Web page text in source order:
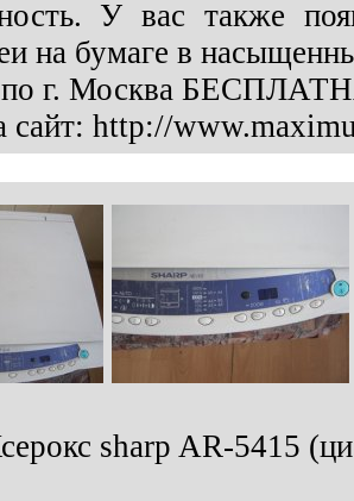
У вас также
на бумаге в
по г. Москва
сайт: http://
sharp AR-5415